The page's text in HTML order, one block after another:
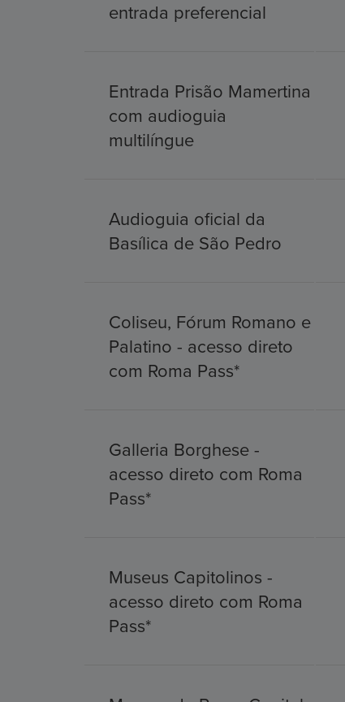
entrada preferencial
Entrada Prisão Mamertina
com audioguia
multilíngue
Audioguia oficial da
Basílica de São Pedro
Coliseu, Fórum Romano e
Palatino - acesso direto
com Roma Pass*
Galleria Borghese -
acesso direto com Roma
Pass*
Museus Capitolinos -
acesso direto com Roma
Pass*